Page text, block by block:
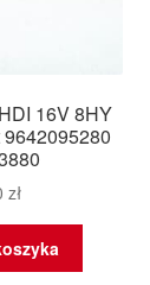
16V 8HY
zł